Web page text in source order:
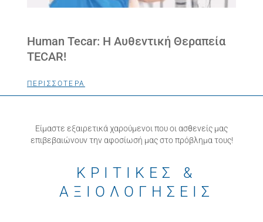
Human Tecar: Η Αυθεντική Θεραπεία
TECAR!
ΠΕΡΙΣΣΟΤΕΡΑ
Είμαστε εξαιρετικά χαρούμενοι που οι ασθενείς μας
επιβεβαιώνουν την αφοσίωσή μας στο πρόβλημα τους!
ΚΡΙΤΙΚΕΣ &
ΑΞΙΟΛΟΓΗΣΕΙΣ